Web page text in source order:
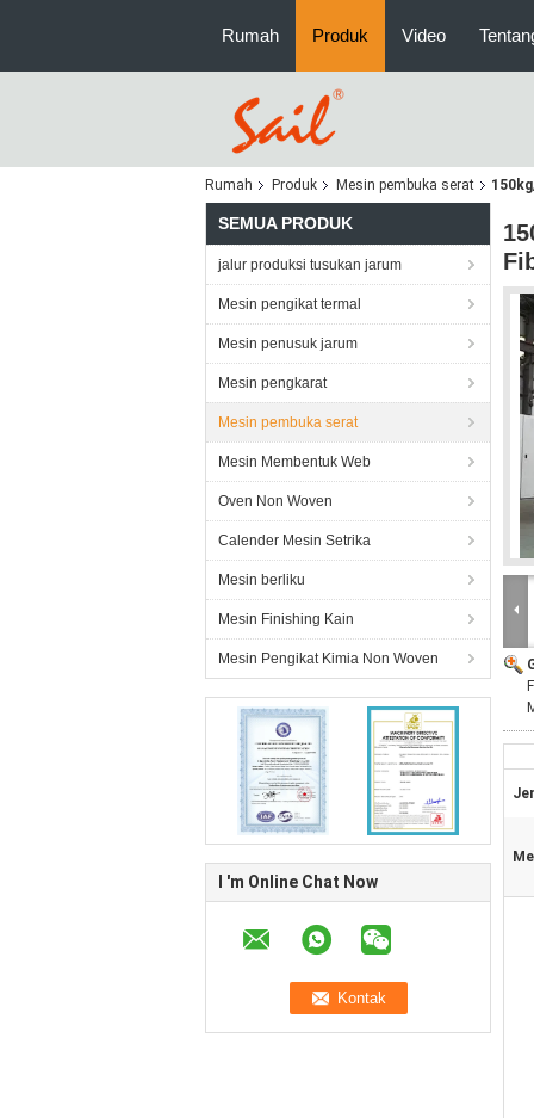
Rumah Produk Video
Rumah Produk Mesin pembuka serat
SEMUA PRODUK
jalur produksi tusukan jarum
Mesin pengikat termal
Mesin penusuk jarum
Mesin pengkarat
Mesin pembuka serat
Mesin Membentuk Web
Oven Non Woven
Calender Mesin Setrika
Mesin berliku
Mesin Finishing Kain
Mesin Pengikat Kimia Non Woven
I 'm Online Chat Now